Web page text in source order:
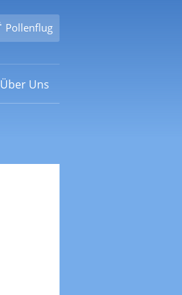
Pollenflug
Über Uns